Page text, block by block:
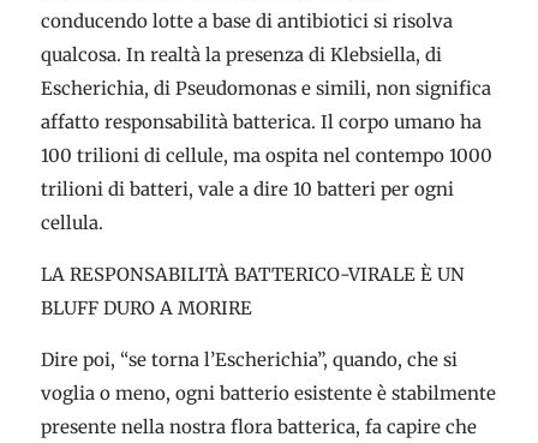
conducendo lotte a base di antibiotici si risolva
qualcosa. In realtà la presenza di Klebsiella, di
Escherichia, di Pseudomonas e simili, non significa
affatto responsabilità batterica. Il corpo umano ha
100 trilioni di cellule, ma ospita nel contempo 1000
trilioni di batteri, vale a dire 10 batteri per ogni
cellula.
LA RESPONSABILITÀ BATTERICO-VIRALE È UN
BLUFF DURO A MORIRE
Dire poi, “se torna l’Escherichia”, quando, che si
voglia o meno, ogni batterio esistente è stabilmente
presente nella nostra flora batterica, fa capire che